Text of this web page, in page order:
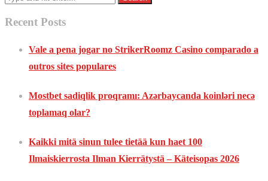
Recent Posts
Vale a pena jogar no StrikerRoomz Casino comparado a
outros sites populares
Mostbet sadiqlik proqramı: Azərbaycanda koinləri necə
toplamaq olar?
Kaikki mitä sinun tulee tietää kun haet 100
Ilmaiskierrosta Ilman Kierrätystä – Käteisopas 2026